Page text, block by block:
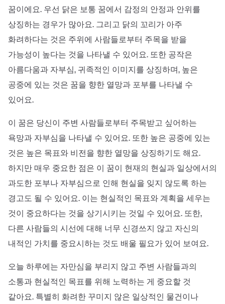
꿈이에요. 우선 닭은 보통 꿈에서 감정의 안정과 안위를
상징하는 경우가 많아요. 그리고 닭의 꼬리가 아주
화려하다는 것은 주위에 사람들로부터 주목을 받을
가능성이 높다는 것을 나타낼 수 있어요. 또한 공작은
아름다움과 자부심, 귀족적인 이미지를 상징하며, 높은
공중에 있는 것은 꿈을 향한 열망과 포부를 나타낼 수
있어요.
이 꿈은 당신이 주변 사람들로부터 주목받고 싶어하는
욕망과 자부심을 나타낼 수 있어요. 또한 높은 공중에 있는
것은 높은 목표와 비전을 향한 열망을 상징하기도 해요.
하지만 매우 중요한 점은 이 꿈이 현재의 현실과 일상에서의
과도한 포부나 자부심으로 인해 현실을 잊지 않도록 하는
경고도 될 수 있어요. 이는 현실적인 목표와 계획을 세우는
것이 중요하다는 것을 상기시키는 것일 수 있어요. 또한,
다른 사람들의 시선에 대해 너무 신경쓰지 않고 자신의
내적인 가치를 중요시하는 것도 배울 필요가 있어 보여요.
오늘 하루에는 자만심을 부리지 않고 주변 사람들과의
소통과 현실적인 목표를 위해 노력하는 게 중요할 것
같아요. 특별히 화려한 꾸미지 않은 일상적인 물건이나